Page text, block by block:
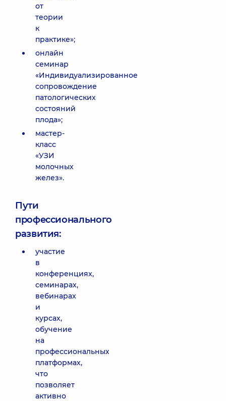
от
теории
к
практике»;
онлайн
семинар
«Индивидуализированное
сопровождение
патологических
состояний
плода»;
мастер-
класс
«УЗИ
молочных
желез».
Пути
профессионального
развития:
участие
в
конференциях,
семинарах,
вебинарах
и
курсах,
обучение
на
профессиональных
платформах,
что
позволяет
активно